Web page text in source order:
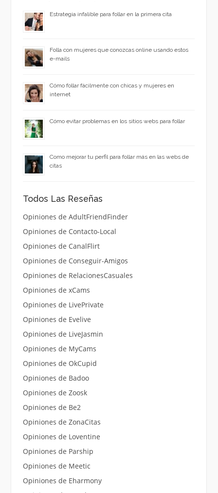
Estrategia infalible para follar en la primera cita
Folla con mujeres que conozcas online usando estos
e-mails
Cómo follar fácilmente con chicas y mujeres en
internet
Cómo evitar problemas en los sitios webs para follar
Como mejorar tu perfil para follar más en las webs de
citas
Todos Las Reseñas
Opiniones de AdultFriendFinder
Opiniones de Contacto-Local
Opiniones de CanalFlirt
Opiniones de Conseguir-Amigos
Opiniones de RelacionesCasuales
Opiniones de xCams
Opiniones de LivePrivate
Opiniones de Evelive
Opiniones de LiveJasmin
Opiniones de MyCams
Opiniones de OkCupid
Opiniones de Badoo
Opiniones de Zoosk
Opiniones de Be2
Opiniones de ZonaCitas
Opiniones de Loventine
Opiniones de Parship
Opiniones de Meetic
Opiniones de Eharmony